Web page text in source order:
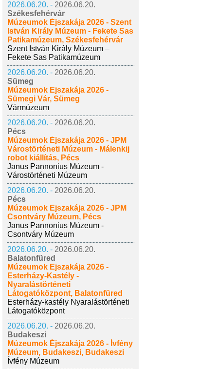
2026.06.20. - 2026.06.20.
Székesfehérvár
Múzeumok Éjszakája 2026 - Szent
István Király Múzeum - Fekete Sas
Patikamúzeum, Székesfehérvár
Szent István Király Múzeum –
Fekete Sas Patikamúzeum
2026.06.20. - 2026.06.20.
Sümeg
Múzeumok Éjszakája 2026 -
Sümegi Vár, Sümeg
Vármúzeum
2026.06.20. - 2026.06.20.
Pécs
Múzeumok Éjszakája 2026 - JPM
Várostörténeti Múzeum - Málenkij
robot kiállítás, Pécs
Janus Pannonius Múzeum -
Várostörténeti Múzeum
2026.06.20. - 2026.06.20.
Pécs
Múzeumok Éjszakája 2026 - JPM
Csontváry Múzeum, Pécs
Janus Pannonius Múzeum -
Csontváry Múzeum
2026.06.20. - 2026.06.20.
Balatonfüred
Múzeumok Éjszakája 2026 -
Esterházy-Kastély -
Nyaralástörténeti
Látogatóközpont, Balatonfüred
Esterházy-kastély Nyaralástörténeti
Látogatóközpont
2026.06.20. - 2026.06.20.
Budakeszi
Múzeumok Éjszakája 2026 - Ívfény
Múzeum, Budakeszi, Budakeszi
Ívfény Múzeum